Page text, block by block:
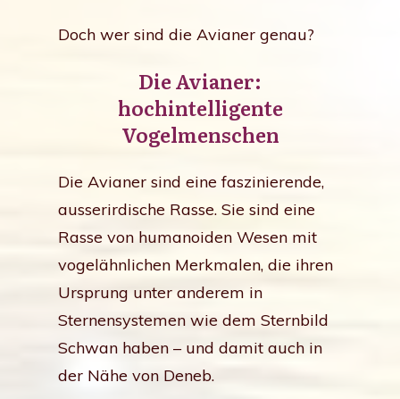
Doch wer sind die Avianer genau?
Die Avianer:
hochintelligente
Vogelmenschen
Die Avianer sind eine faszinierende,
ausserirdische Rasse. Sie sind eine
Rasse von humanoiden Wesen mit
vogelähnlichen Merkmalen, die ihren
Ursprung unter anderem in
Sternensystemen wie dem Sternbild
Schwan haben – und damit auch in
der Nähe von Deneb.